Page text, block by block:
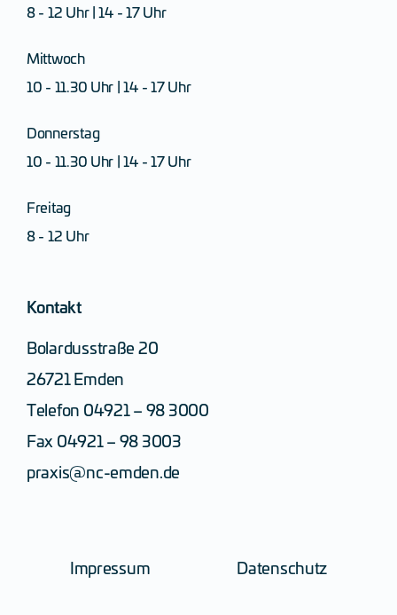
8 - 12 Uhr | 14 - 17 Uhr
Mittwoch
10 - 11.30 Uhr | 14 - 17 Uhr
Donnerstag
10 - 11.30 Uhr | 14 - 17 Uhr
Freitag
8 - 12 Uhr
Kontakt
Bolardusstraße 20
26721 Emden
Telefon 04921 – 98 3000
Fax 04921 – 98 3003
praxis@nc-emden.de
Impressum Datenschutz